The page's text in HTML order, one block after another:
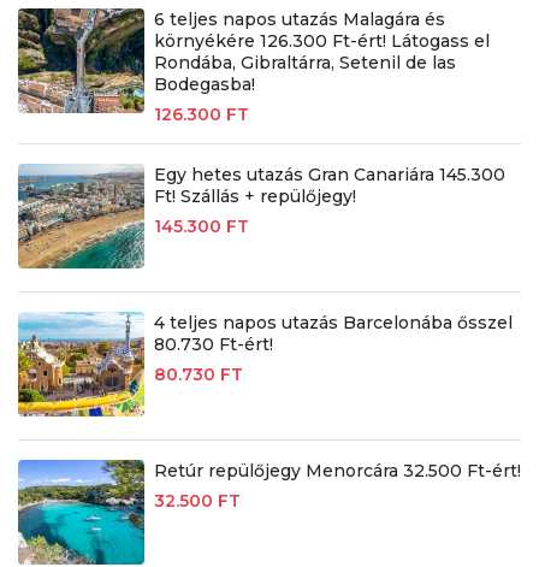
6 teljes napos utazás Malagára és
környékére 126.300 Ft-ért! Látogass el
Rondába, Gibraltárra, Setenil de las
Bodegasba!
126.300 FT
Egy hetes utazás Gran Canariára 145.300
Ft! Szállás + repülőjegy!
145.300 FT
4 teljes napos utazás Barcelonába ősszel
80.730 Ft-ért!
80.730 FT
Retúr repülőjegy Menorcára 32.500 Ft-ért!
32.500 FT